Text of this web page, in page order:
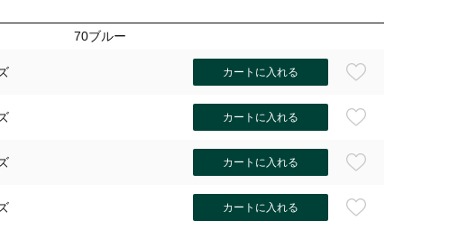
70ブルー
カートに入れる
カートに入れる
カートに入れる
カートに入れる